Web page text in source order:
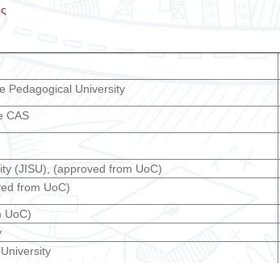
Pedagogical University
CAS
(JISU), (approved from UoC)
from UoC)
UoC)